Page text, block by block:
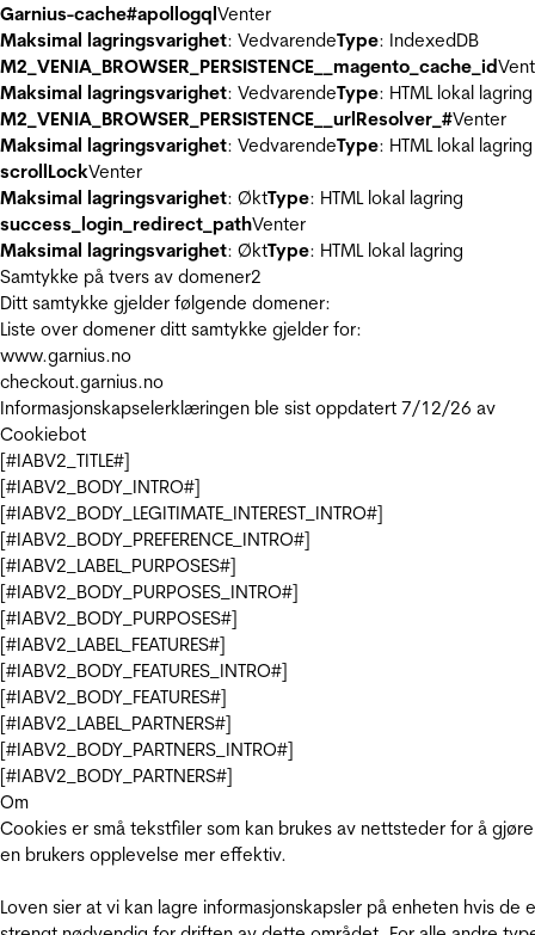
Garnius-cache#apollogqlVenter
Maksimal lagringsvarighet: VedvarendeType: IndexedDB
M2_VENIA_BROWSER_PERSISTENCE__magento_cache_id
Maksimal lagringsvarighet: VedvarendeType: HTML lokal lagring
M2_VENIA_BROWSER_PERSISTENCE__urlResolver_#Venter
Maksimal lagringsvarighet: VedvarendeType: HTML lokal lagring
scrollLockVenter
Maksimal lagringsvarighet: ØktType: HTML lokal lagring
success_login_redirect_pathVenter
Maksimal lagringsvarighet: ØktType: HTML lokal lagring
Samtykke på tvers av domener2
Ditt samtykke gjelder følgende domener:
Liste over domener ditt samtykke gjelder for:
www.garnius.no
checkout.garnius.no
Informasjonskapselerklæringen ble sist oppdatert 7/12/26 av
Cookiebot
[#IABV2_TITLE#]
[#IABV2_BODY_INTRO#]
[#IABV2_BODY_LEGITIMATE_INTEREST_INTRO#]
[#IABV2_BODY_PREFERENCE_INTRO#]
[#IABV2_LABEL_PURPOSES#]
[#IABV2_BODY_PURPOSES_INTRO#]
[#IABV2_BODY_PURPOSES#]
[#IABV2_LABEL_FEATURES#]
[#IABV2_BODY_FEATURES_INTRO#]
[#IABV2_BODY_FEATURES#]
[#IABV2_LABEL_PARTNERS#]
[#IABV2_BODY_PARTNERS_INTRO#]
[#IABV2_BODY_PARTNERS#]
Om
Cookies er små tekstfiler som kan brukes av nettsteder for å gjøre
en brukers opplevelse mer effektiv.
Loven sier at vi kan lagre informasjonskapsler på enheten hvis de